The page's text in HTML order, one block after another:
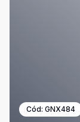
Cód: GNX484